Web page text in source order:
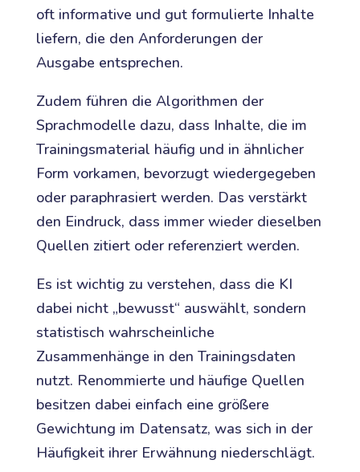
oft informative und gut formulierte Inhalte
liefern, die den Anforderungen der
Ausgabe entsprechen.
Zudem führen die Algorithmen der
Sprachmodelle dazu, dass Inhalte, die im
Trainingsmaterial häufig und in ähnlicher
Form vorkamen, bevorzugt wiedergegeben
oder paraphrasiert werden. Das verstärkt
den Eindruck, dass immer wieder dieselben
Quellen zitiert oder referenziert werden.
Es ist wichtig zu verstehen, dass die KI
dabei nicht „bewusst“ auswählt, sondern
statistisch wahrscheinliche
Zusammenhänge in den Trainingsdaten
nutzt. Renommierte und häufige Quellen
besitzen dabei einfach eine größere
Gewichtung im Datensatz, was sich in der
Häufigkeit ihrer Erwähnung niederschlägt.